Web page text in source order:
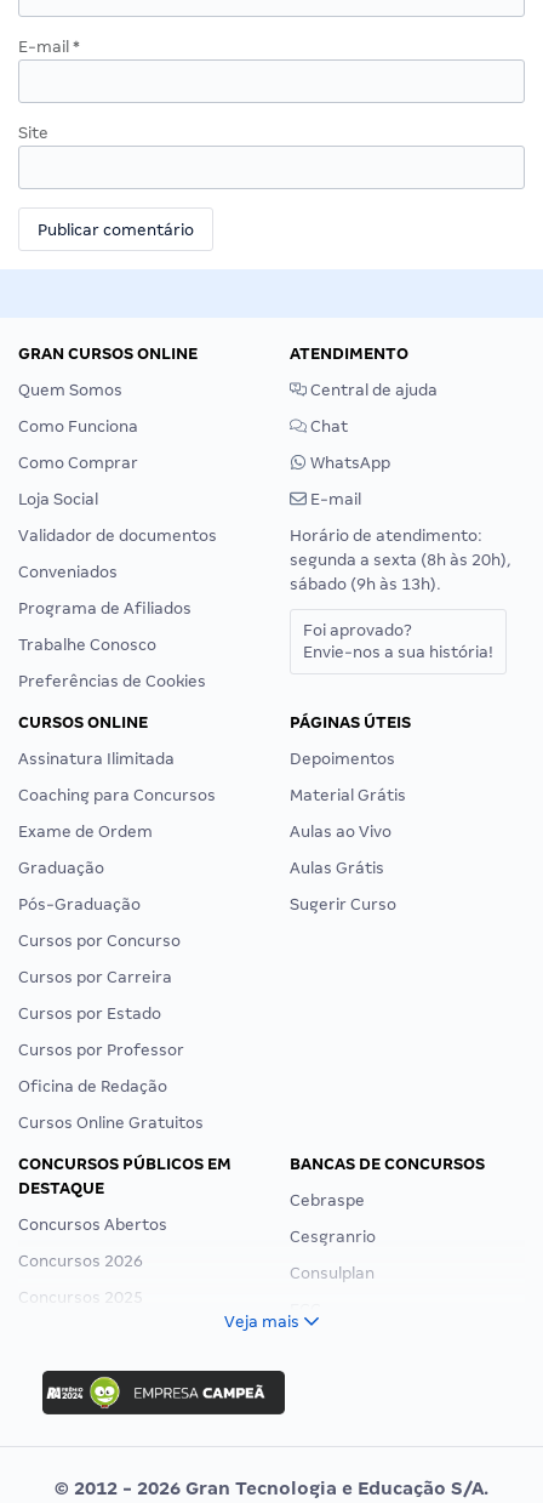
E-mail *
Site
GRAN CURSOS ONLINE
Quem Somos
Como Funciona
Como Comprar
Loja Social
Validador de documentos
Conveniados
Programa de Afiliados
Trabalhe Conosco
Preferências de Cookies
ATENDIMENTO
Central de ajuda
Chat
WhatsApp
E-mail
Horário de atendimento:
segunda a sexta (8h às 20h),
sábado (9h às 13h).
Foi aprovado?
Envie-nos a sua história!
CURSOS ONLINE
Assinatura Ilimitada
Coaching para Concursos
Exame de Ordem
Graduação
Pós-Graduação
Cursos por Concurso
Cursos por Carreira
Cursos por Estado
Cursos por Professor
Oficina de Redação
Cursos Online Gratuitos
PÁGINAS ÚTEIS
Depoimentos
Material Grátis
Aulas ao Vivo
Aulas Grátis
Sugerir Curso
CONCURSOS PÚBLICOS EM
DESTAQUE
Concursos Abertos
Concursos 2026
Concursos 2025
Concurso Ibama
Concurso MPU
Editais publicados
BANCAS DE CONCURSOS
Cebraspe
Cesgranrio
Consulplan
Vunesp
Veja mais
© 2012 - 2026 Gran Tecnologia e Educação S/A.